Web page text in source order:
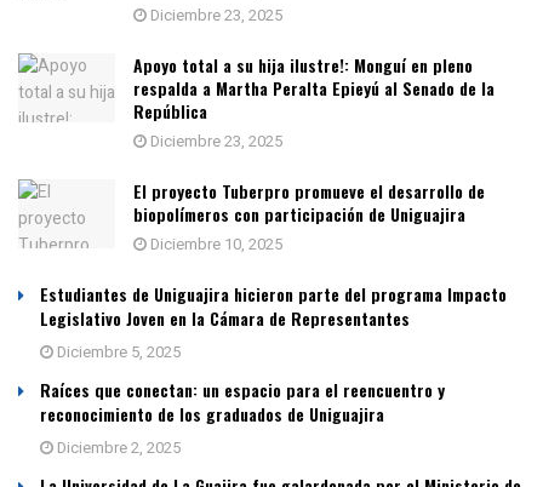
Diciembre 23, 2025
Apoyo total a su hija ilustre!: Monguí en pleno
respalda a Martha Peralta Epieyú al Senado de la
República
Diciembre 23, 2025
El proyecto Tuberpro promueve el desarrollo de
biopolímeros con participación de Uniguajira
Diciembre 10, 2025
Estudiantes de Uniguajira hicieron parte del programa Impacto
Legislativo Joven en la Cámara de Representantes
Diciembre 5, 2025
Raíces que conectan: un espacio para el reencuentro y
reconocimiento de los graduados de Uniguajira
Diciembre 2, 2025